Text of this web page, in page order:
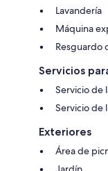
Lavandería
Máquina
Resguardo
Servicios
Servicio de
Servicio de
Exteriores
Área de